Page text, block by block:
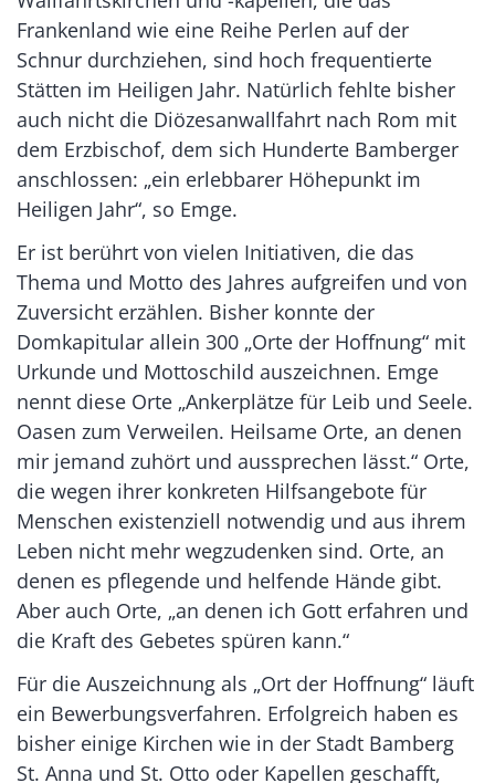
Frankenland wie eine Reihe Perlen auf der
Schnur durchziehen, sind hoch frequentierte
Stätten im Heiligen Jahr. Natürlich fehlte bisher
auch nicht die Diözesanwallfahrt nach Rom mit
dem Erzbischof, dem sich Hunderte Bamberger
anschlossen: „ein erlebbarer Höhepunkt im
Heiligen Jahr“, so Emge.
Er ist berührt von vielen Initiativen, die das
Thema und Motto des Jahres aufgreifen und von
Zuversicht erzählen. Bisher konnte der
Domkapitular allein 300 „Orte der Hoffnung“ mit
Urkunde und Mottoschild auszeichnen. Emge
nennt diese Orte „Ankerplätze für Leib und Seele.
Oasen zum Verweilen. Heilsame Orte, an denen
mir jemand zuhört und aussprechen lässt.“ Orte,
die wegen ihrer konkreten Hilfsangebote für
Menschen existenziell notwendig und aus ihrem
Leben nicht mehr wegzudenken sind. Orte, an
denen es pflegende und helfende Hände gibt.
Aber auch Orte, „an denen ich Gott erfahren und
die Kraft des Gebetes spüren kann.“
Für die Auszeichnung als „Ort der Hoffnung“ läuft
ein Bewerbungsverfahren. Erfolgreich haben es
bisher einige Kirchen wie in der Stadt Bamberg
St. Anna und St. Otto oder Kapellen geschafft,